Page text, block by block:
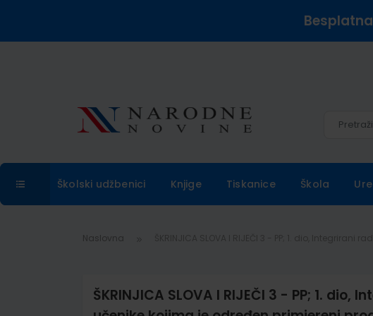
Školski udžbenici Knjige Tiskanice Škola
Naslovna
ŠKRINJICA SLOVA I RIJEČI 3 - PP; 1.